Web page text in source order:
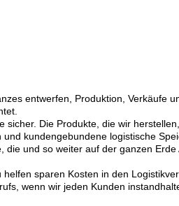
entwerfen, Produktion, Verkäufe
Die Produkte, die wir
kundengebundene logistische
und so weiter auf der ganzen Erde
sparen Kosten in den
wenn wir jeden Kunden